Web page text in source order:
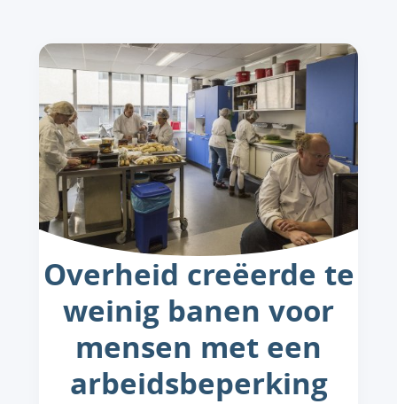
Overheid creëerde te
weinig banen voor
mensen met een
arbeidsbeperking